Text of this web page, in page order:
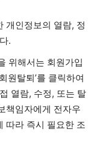
개인정보의 열람, 정
.
위해서는 회원가입
원탈퇴’를 클릭하여
열람, 수정, 또는 탈
책임자에게 전자우
따라 즉시 필요한 조